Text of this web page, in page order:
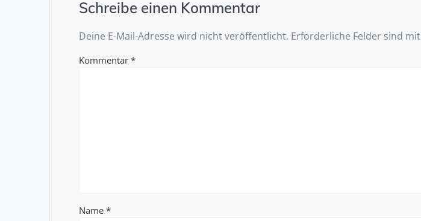
Schreibe einen Kommentar
Deine E-Mail-Adresse wird nicht veröffentlicht. Erforderliche Felder sind mit
Kommentar*
Name*